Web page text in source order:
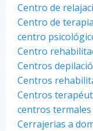
Centro de
Centro de
centro
Centro
Centros
Centros
Centros
centros termales
Cerrajerias a